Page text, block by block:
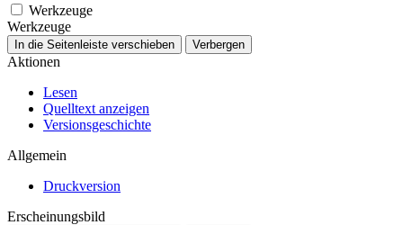
Werkzeuge
Werkzeuge
In die Seitenleiste verschieben Verbergen
Aktionen
Lesen
Quelltext anzeigen
Versionsgeschichte
Allgemein
Druckversion
Erscheinungsbild